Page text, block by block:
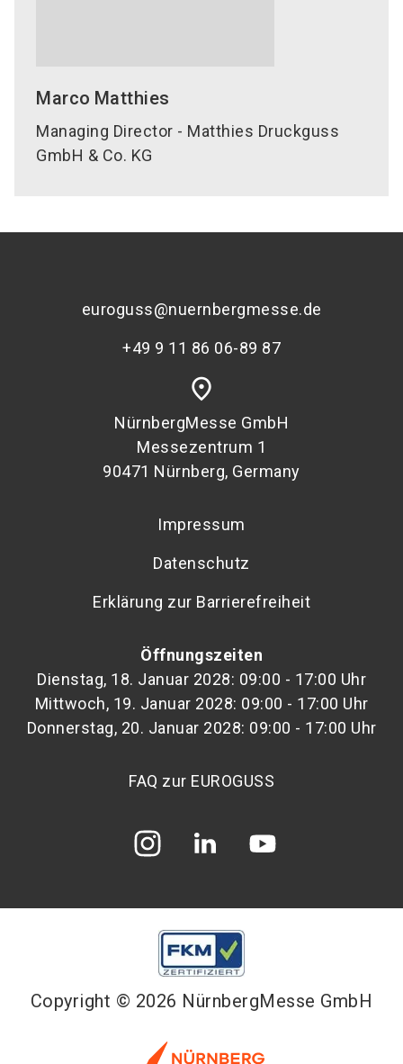
Marco Matthies
Managing Director - Matthies Druckguss
GmbH & Co. KG
euroguss@nuernbergmesse.de
+49 9 11 86 06-89 87
place
NürnbergMesse GmbH
Messezentrum 1
90471 Nürnberg, Germany
Impressum
Datenschutz
Erklärung zur Barrierefreiheit
Öffnungszeiten
Dienstag, 18. Januar 2028: 09:00 - 17:00 Uhr
Mittwoch, 19. Januar 2028: 09:00 - 17:00 Uhr
Donnerstag, 20. Januar 2028: 09:00 - 17:00 Uhr
FAQ zur EUROGUSS
Copyright © 2026 NürnbergMesse GmbH